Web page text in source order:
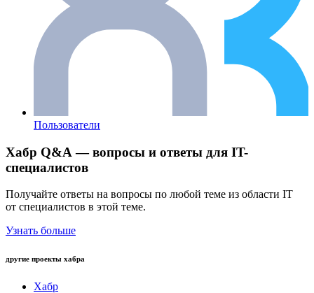
Пользователи
Хабр Q&A — вопросы и ответы для IT-
специалистов
Получайте ответы на вопросы по любой теме из области IT
от специалистов в этой теме.
Узнать больше
другие проекты хабра
Хабр